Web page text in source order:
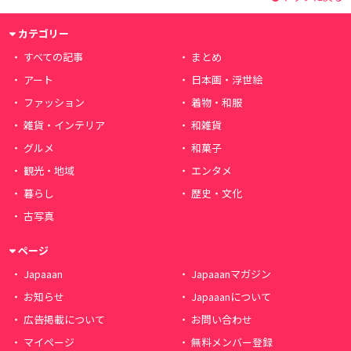
カテゴリー
すべての記事
まとめ
アート
日本画・浮世絵
ファッション
着物・和服
雑貨・インテリア
和雑貨
グルメ
和菓子
観光・地域
エンタメ
暮らし
歴史・文化
古写真
ページ
Japaaan
Japaaanマガジン
お知らせ
Japaaanについて
広告掲載について
お問い合わせ
マイページ
無料メンバー登録